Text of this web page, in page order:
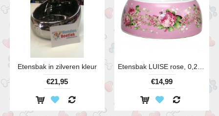
Etensbak in zilveren kleur
€21,95 €14,99